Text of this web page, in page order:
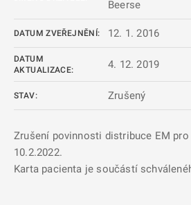
Beerse
DATUM ZVEŘEJNĚNÍ: 12. 1. 2016
DATUM
AKTUALIZACE:
4. 12. 2019
STAV: Zrušený
Zrušení povinnosti distribuce EM pro
10.2.2022.
Karta pacienta je součástí